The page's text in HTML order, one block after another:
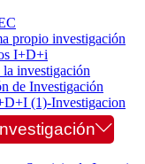
propio investigación
I+D+i
la investigación
de Investigación
(1)-Investigacion